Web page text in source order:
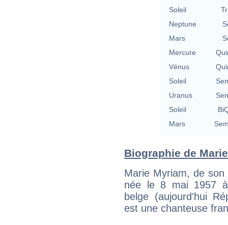
Soleil
Neptune
Mars
Mercure
Vénus
Soleil
Uranus
Soleil
Mars
Biographie de
Marie Myriam, de
née le 8 mai 1957 à
belge (aujourd'hui
est une chanteuse